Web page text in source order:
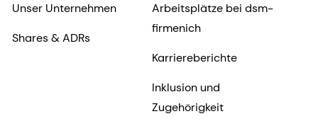
Unser Unternehmen
Shares & ADRs
Arbeitsplätze bei dsm-
firmenich
Karriereberichte
Inklusion und
Zugehörigkeit